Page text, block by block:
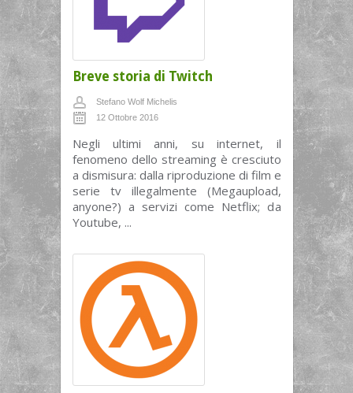
Breve storia di Twitch
Stefano Wolf Michelis
12 Ottobre 2016
Negli ultimi anni, su internet, il
fenomeno dello streaming è cresciuto
a dismisura: dalla riproduzione di film e
serie tv illegalmente (Megaupload,
anyone?) a servizi come Netflix; da
Youtube, ...